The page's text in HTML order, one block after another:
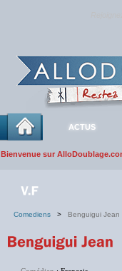
ACTUS
Bienvenue sur
Comediens > Benguigui Jean